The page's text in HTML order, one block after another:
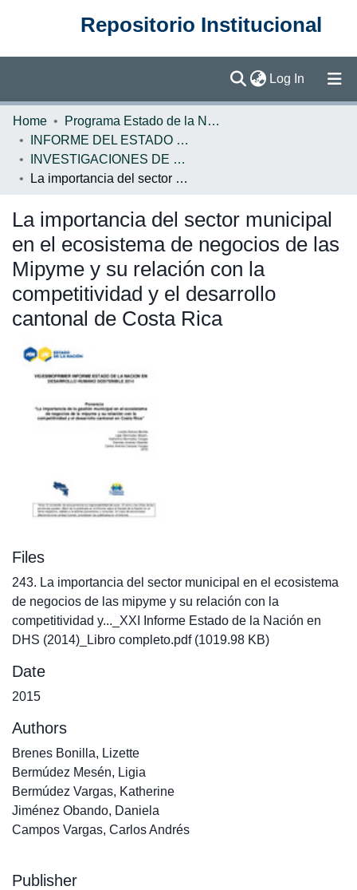
Repositorio Institucional
Log In (current)
Communities & Collections
Statistics
Home
Programa Estado de la Nación (PEN)
INFORME DEL ESTADO DE LA NACION
INVESTIGACIONES DE BASE EN
La importancia del sector municipal en el ecosistema de negocios de las Mipyme y su relación con la competitividad y el desarrollo cantonal de Costa Rica
La importancia del sector municipal
en el ecosistema de negocios de las
Mipyme y su relación con la
competitividad y el desarrollo
cantonal de Costa Rica
Files
243. La importancia del sector municipal en el ecosistema
de negocios de las mipyme y su relación con la
competitividad y..._XXI Informe Estado de la Nación en
DHS (2014)_Libro completo.pdf(1019.98 KB)
Date
2015
Authors
Brenes Bonilla, Lizette
Bermúdez Mesén, Ligia
Bermúdez Vargas, Katherine
Jiménez Obando, Daniela
Campos Vargas, Carlos Andrés
Publisher